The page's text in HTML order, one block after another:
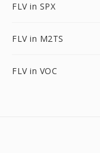
FLV in SPX
FLV in M2TS
FLV in VOC